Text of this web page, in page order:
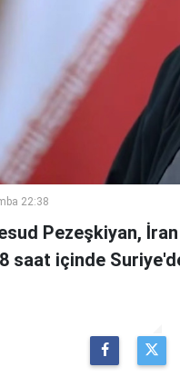
22:38
Pezeşkiyan,
saat içinde